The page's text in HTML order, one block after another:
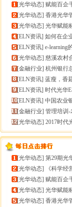
[光华动态] 赋能百企千店
[光华动态] 香港光华
[光华动态] 光华赋能标杆
[ELN资讯] 如何在企业
[ELN资讯] e-learning
[光华动态] 慈溪农村合作
[金融行业] 杭州银行
[ELN资讯] 蓝瘦，香菇，
[ELN资讯] 时代光华
[ELN资讯] 中国农业
[金融行业] 管理培训-
[光华动态] 2017时代光
[光华动态] 第29期光华大
[光华动态]
《科学经营》
[光华动态] 赋能百企千店
[光华动态] 光华赋能标杆
[光华动态] 香港光华